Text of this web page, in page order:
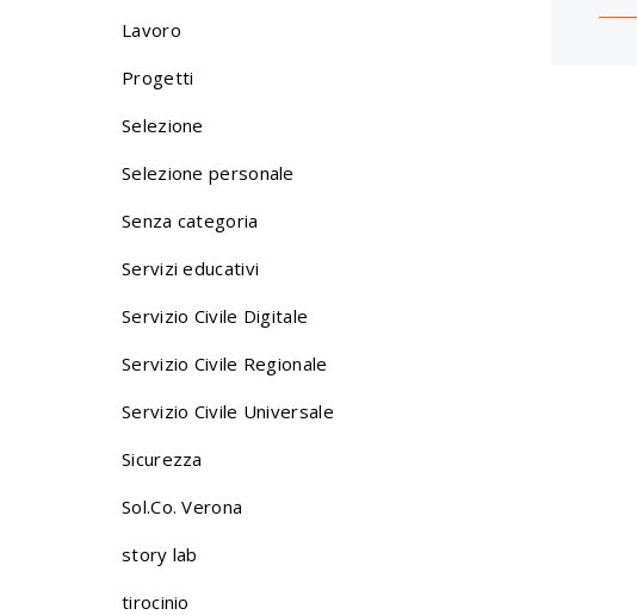
Lavoro
Progetti
Selezione
Selezione personale
Senza categoria
Servizi educativi
Servizio Civile Digitale
Servizio Civile Regionale
Servizio Civile Universale
Sicurezza
Sol.Co. Verona
story lab
tirocinio